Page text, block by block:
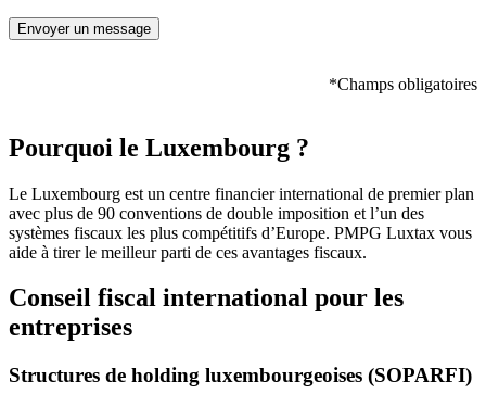
*Champs obligatoires
Pourquoi le Luxembourg ?
Le Luxembourg est un centre financier international de premier plan
avec plus de 90 conventions de double imposition et l’un des
systèmes fiscaux les plus compétitifs d’Europe. PMPG Luxtax vous
aide à tirer le meilleur parti de ces avantages fiscaux.
Conseil fiscal international pour les
entreprises
Structures de holding luxembourgeoises (SOPARFI)